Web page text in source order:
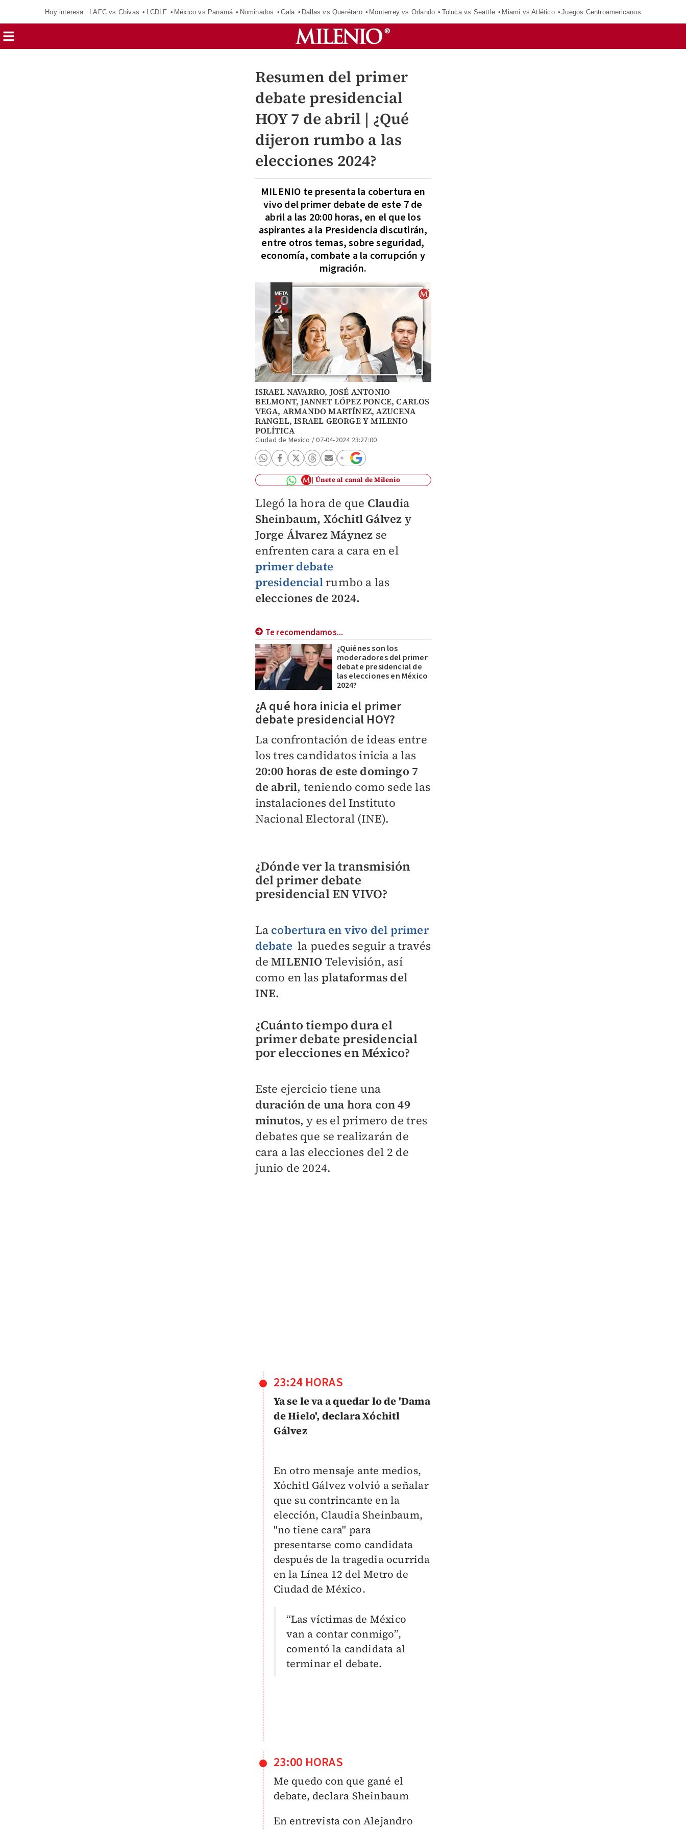
Hoy interesa: LAFC vs Chivas LCDLF México vs Panamá Nominados Gala Dallas vs Querétaro Monterrey vs Orlando Toluca vs Seattle Miami vs Atlético Juegos Centroamericanos
Resumen del primer
debate presidencial
HOY 7 de abril | ¿Qué
dijeron rumbo a las
elecciones 2024?
MILENIO te presenta la cobertura en
vivo del primer debate de este 7 de
abril a las 20:00 horas, en el que los
aspirantes a la Presidencia discutirán,
entre otros temas, sobre seguridad,
economía, combate a la corrupción y
migración.
ISRAEL NAVARRO, JOSÉ ANTONIO
BELMONT,JANNET LÓPEZ PONCE, CARLOS
VEGA, ARMANDO MARTÍNEZ,AZUCENA
RANGEL,ISRAEL GEORGEY MILENIO
POLÍTICA
Ciudad de Mexico /07-04-2024 23:27:00
Únete al canal de Milenio
Llegó la hora de que Claudia
Sheinbaum, Xóchitl Gálvez y
Jorge Álvarez Máynez se
enfrenten cara a cara en el
primer debate
presidencialrumbo a las
elecciones de 2024.
Te recomendamos...
¿Quiénes son los
moderadores del primer
debate presidencial de
las elecciones en México
2024?
¿A qué hora inicia el primer
debate presidencial HOY?
La confrontación de ideas entre
los tres candidatos inicia a las
20:00 horas de este domingo 7
de abril, teniendo como sede las
instalaciones del Instituto
Nacional Electoral (INE).
¿Dónde ver la transmisión
del primer debate
presidencial EN VIVO?
La cobertura en vivo del primer
debate la puedes seguir a través
deMILENIO Televisión, así
como en las plataformas del
INE.
¿Cuánto tiempo dura el
primer debate presidencial
por elecciones en México?
Este ejercicio tiene una
duración de una hora con 49
minutos, y es el primero de tres
debates que se realizarán de
cara a las elecciones del 2 de
junio de 2024.
23:24 HORAS
Ya se le va a quedar lo de 'Dama
de Hielo', declara Xóchitl
Gálvez
En otro mensaje ante medios,
Xóchitl Gálvez volvió a señalar
que su contrincante en la
elección, Claudia Sheinbaum,
"no tiene cara" para
presentarse como candidata
después de la tragedia ocurrida
en la Línea 12 del Metro de
Ciudad de México.
“Las víctimas de México
van a contar conmigo”,
comentó la candidata al
terminar el debate.
23:00 HORAS
Me quedo con que gané el
debate, declara Sheinbaum
En entrevista con Alejandro